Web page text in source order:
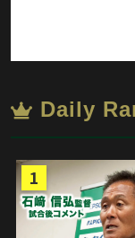
Daily